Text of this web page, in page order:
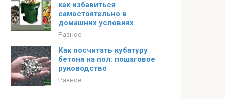
как избавиться
самостоятельно в
домашних условиях
Разное
Как посчитать кубатуру
бетона на пол: пошаговое
руководство
Разное